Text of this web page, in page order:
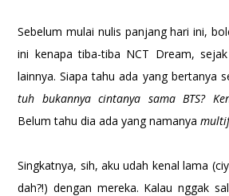
Sebelum mulai nulis panjang hari ini,
ini kenapa tiba-tiba NCT Dream,
lainnya. Siapa tahu ada yang bertanya
tuh bukannya cintanya sama BTS?
Belum tahu dia ada yang namanya
Singkatnya, sih, aku udah kenal lama
dah?!) dengan mereka. Kalau nggak